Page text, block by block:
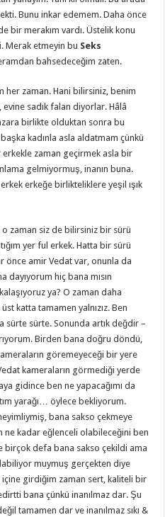
Bunu inkar edemem. Daha önce
bir merakım vardı. Üstelik konu
Merak etmeyin bu Seks
bahsedeceğim zaten.
her zaman. Hani bilirsiniz, benim
sadık falan diyorlar. Hâlâ
birlikte olduktan sonra bu
kadınla asla aldatmam çünkü
zaman geçirmek asla bir
gelmiyormuş, inanın buna.
erkeğe birlikteliklere yeşil ışık
zaman siz de bilirsiniz bir sürü
yer ful erkek. Hatta bir sürü
önce amir Vedat var, onunla da
dayıyorum hiç bana mısın
ya? O zaman daha
katta tamamen yalnızız. Ben
sürte sürte. Sonunda artık değdir –
Birden bana doğru döndü,
göremeyeceği bir yere
kameraların görmediği yerde
gidince ben ne yapacağımı da
yarağı… öylece bekliyorum.
bana sakso çekmeye
ne kadar eğlenceli olabileceğini ben
birçok defa bana sakso çekildi ama
muymuş gerçekten diye
girdiğim zaman sert, kaliteli bir
bana çünkü inanılmaz dar. Şu
tamamen dar ve inanılmaz sıkı &